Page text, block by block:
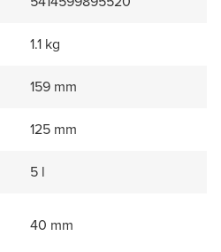
1.1 kg
159 mm
125 mm
5 l
40 mm